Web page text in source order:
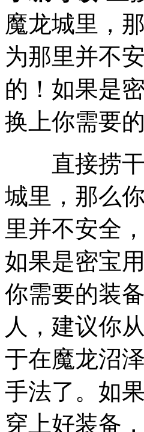
魔龙城里，
为那里并不
的！如果是
换上你需要的
直接捞干
城里，那么
里并不安全
如果是密宝
你需要的装
人，建议你
于在魔龙沼
手法了。如
穿上好装备